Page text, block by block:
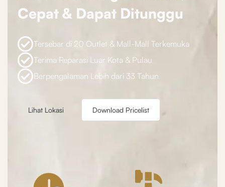
Cepat & Dapat Ditunggu
Tersebar di 20 Outlet & Mall-Mall Terkemuka
Terima Reparasi Luar Kota & Pulau
Berpengalaman Lebih dari 33 Tahun
Lihat Lokasi Download Pricelist